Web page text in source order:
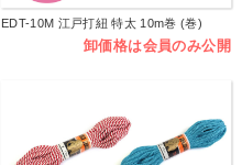
EDT-10M 江戸打紐 特太 10m巻 (巻)
卸価格は会員のみ公開